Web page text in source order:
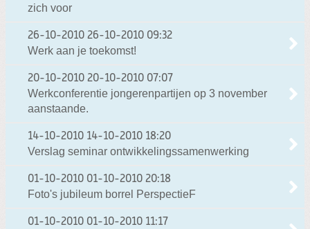
zich voor
26-10-2010 26-10-2010 09:32
Werk aan je toekomst!
20-10-2010 20-10-2010 07:07
Werkconferentie jongerenpartijen op 3 november
aanstaande.
14-10-2010 14-10-2010 18:20
Verslag seminar ontwikkelingssamenwerking
01-10-2010 01-10-2010 20:18
Foto's jubileum borrel PerspectieF
01-10-2010 01-10-2010 11:17